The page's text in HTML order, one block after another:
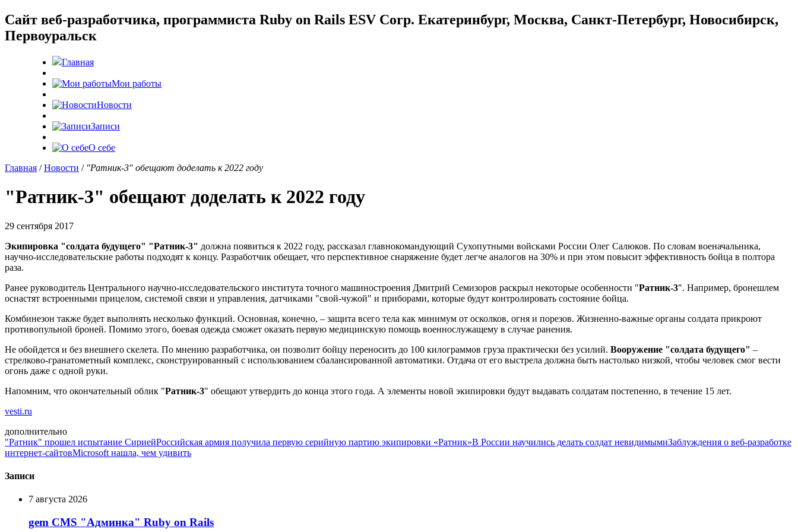
Cайт веб-разработчика, программиста Ruby on Rails ESV Corp. Екатеринбург, Москва, Санкт-Петербург, Новосибирск,
Первоуральск
Главная
Мои работы
Новости
Записи
О себе
Главная /Новости / "Ратник-3" обещают доделать к 2022 году
"Ратник-3" обещают доделать к 2022 году
29 сентября 2017
Экипировка "солдата будущего" "Ратник-3" должна появиться к 2022 году, рассказал главнокомандующий Сухопутными войсками России Олег Салюков. По словам военачальника,
научно-исследовательские работы подходят к концу. Разработчик обещает, что перспективное снаряжение будет легче аналогов на 30% и при этом повысит эффективность бойца в полтора
раза.
Ранее руководитель Центрального научно-исследовательского института точного машиностроения Дмитрий Семизоров раскрыл некоторые особенности "Ратник-3". Например, бронешлем
оснастят встроенными прицелом, системой связи и управления, датчиками "свой-чужой" и приборами, которые будут контролировать состояние бойца.
Комбинезон также будет выполнять несколько функций. Основная, конечно, – защита всего тела как минимум от осколков, огня и порезов. Жизненно-важные органы солдата прикроют
противопульной броней. Помимо этого, боевая одежда сможет оказать первую медицинскую помощь военнослужащему в случае ранения.
Не обойдется и без внешнего скелета. По мнению разработчика, он позволит бойцу переносить до 100 килограммов груза практически без усилий. Вооружение "солдата будущего" –
стрелково-гранатометный комплекс, сконструированный с использованием сбалансированной автоматики. Отдача от его выстрела должна быть настолько низкой, чтобы человек смог вести
огонь даже с одной руки.
Напомним, что окончательный облик "Ратник-3" обещают утвердить до конца этого года. А элементы новой экипировки будут выдавать солдатам постепенно, в течение 15 лет.
vesti.ru
дополнительно
"Ратник" прошел испытание СириейРоссийская армия получила первую серийную партию экипировки «Ратник»В России научились делать солдат невидимымиЗаблуждения о веб-разработке
интернет-сайтовMicrosoft нашла, чем удивить
Записи
7 августа 2026
gem CMS "Админка" Ruby on Rails